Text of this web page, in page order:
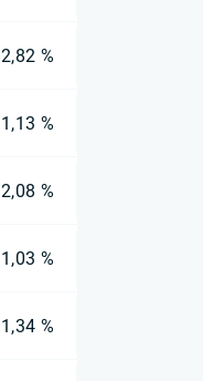
2,82 %
1,13 %
2,08 %
1,03 %
1,34 %